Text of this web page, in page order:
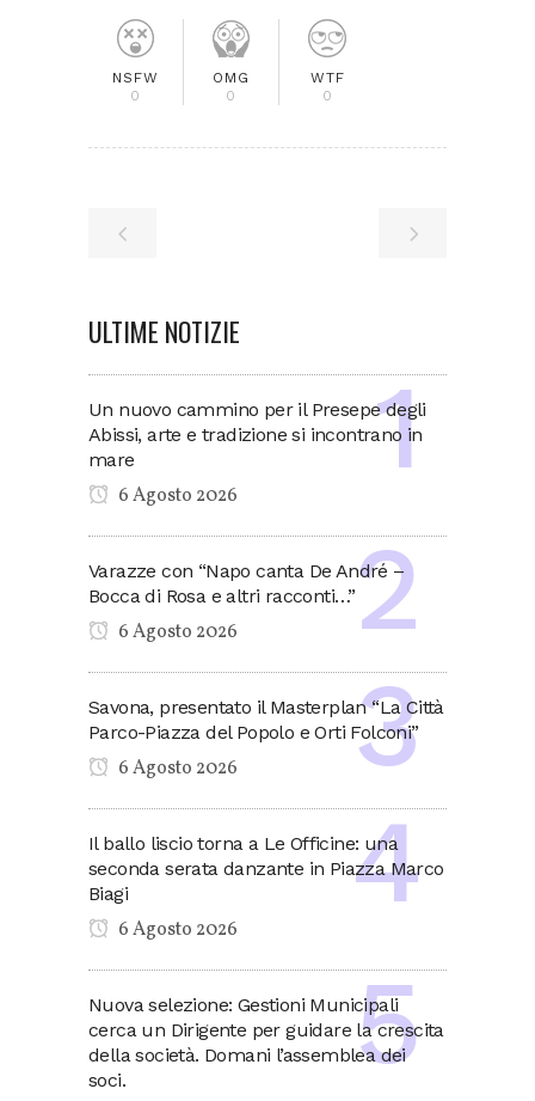
NSFW
0
OMG
0
WTF
0
ULTIME NOTIZIE
Un nuovo cammino per il Presepe degli
Abissi, arte e tradizione si incontrano in
mare
6 Agosto 2026
Varazze con “Napo canta De André –
Bocca di Rosa e altri racconti…”
6 Agosto 2026
Savona, presentato il Masterplan “La Città
Parco-Piazza del Popolo e Orti Folconi”
6 Agosto 2026
Il ballo liscio torna a Le Officine: una
seconda serata danzante in Piazza Marco
Biagi
6 Agosto 2026
Nuova selezione: Gestioni Municipali
cerca un Dirigente per guidare la crescita
della società. Domani l’assemblea dei
soci.